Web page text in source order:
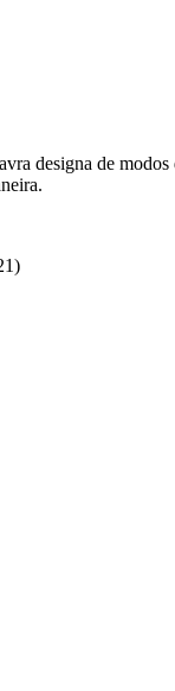
designa de